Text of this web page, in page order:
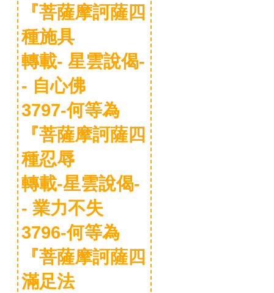
『菩薩摩訶薩四
種施具
轉載- 星雲說偈-
- 自心佛
3797-何等為
『菩薩摩訶薩四
種忍辱
轉載-星雲說偈-
- 業力不失
3796-何等為
『菩薩摩訶薩四
滿足法